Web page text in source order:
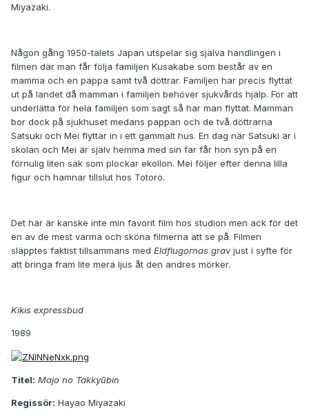
Miyazaki.
Någon gång 1950-talets Japan utspelar sig själva handlingen i
filmen där man får följa familjen Kusakabe som består av en
mamma och en pappa samt två döttrar. Familjen har precis flyttat
ut på landet då mamman i familjen behöver sjukvårds hjälp. För att
underlätta för hela familjen som sagt så har man flyttat. Mamman
bor dock på sjukhuset medans pappan och de två döttrarna
Satsuki och Mei flyttar in i ett gammalt hus. En dag när Satsuki är i
skolan och Mei är själv hemma med sin far får hon syn på en
förnulig liten sak som plockar ekollon. Mei följer efter denna lilla
figur och hamnar tillslut hos Totoro.
Det här är kanske inte min favorit film hos studion men ack för det
en av de mest varma och sköna filmerna att se på. Filmen
släpptes faktist tillsammans med Eldflugornas gravjust i syfte för
att bringa fram lite mera ljus åt den andres mörker.
Kikis expressbud
1989
Titel: Majo no Takkyūbin
Regissör: Hayao Miyazaki